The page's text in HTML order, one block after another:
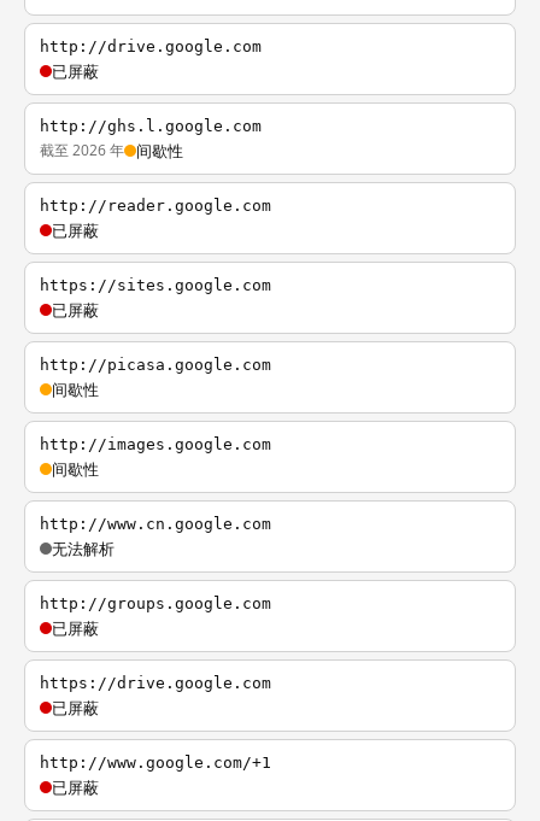
http://drive.google.com
已屏蔽
http://ghs.l.google.com
截至 2026 年 间歇性
http://reader.google.com
已屏蔽
https://sites.google.com
已屏蔽
http://picasa.google.com
间歇性
http://images.google.com
间歇性
http://www.cn.google.com
无法解析
http://groups.google.com
已屏蔽
https://drive.google.com
已屏蔽
http://www.google.com/+1
已屏蔽